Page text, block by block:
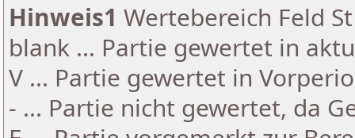
Hinweis1 Wertebereich Feld
blank ... Partie gewertet in
V ... Partie gewertet in
- ... Partie nicht gewertet, da